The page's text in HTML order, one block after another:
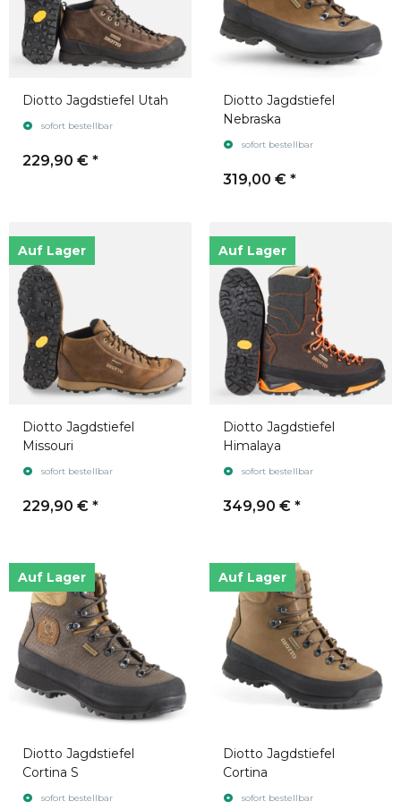
Diotto Jagdstiefel Utah
sofort bestellbar
229,90 € *
Diotto Jagdstiefel
Nebraska
sofort bestellbar
319,00 € *
Auf Lager
Diotto Jagdstiefel
Missouri
sofort bestellbar
229,90 € *
Auf Lager
Diotto Jagdstiefel
Himalaya
sofort bestellbar
349,90 € *
Auf Lager
Diotto Jagdstiefel
Cortina S
sofort bestellbar
Auf Lager
Diotto Jagdstiefel
Cortina
sofort bestellbar